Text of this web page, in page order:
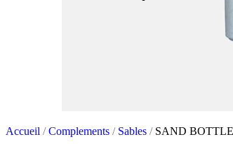
Accueil / Complements / Sables / SAND BOTTLE